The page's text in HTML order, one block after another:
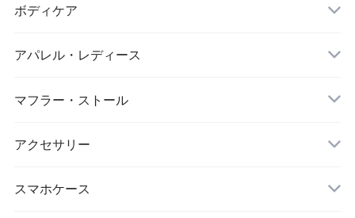
カーディガン・羽織
ステッカー
スイムウェア
スポーツブラ
レギンス・スパッツ
スポーツウェアセット
脱毛器
ボディケア
リップ・唇
マスク
ダイエット
アパレル・レディース
レッグウォーマー
マフラー・ストール
大判ストール
アクセサリー
キーホルダー
スマホケース